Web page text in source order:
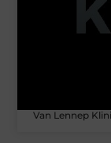
Van Lennep